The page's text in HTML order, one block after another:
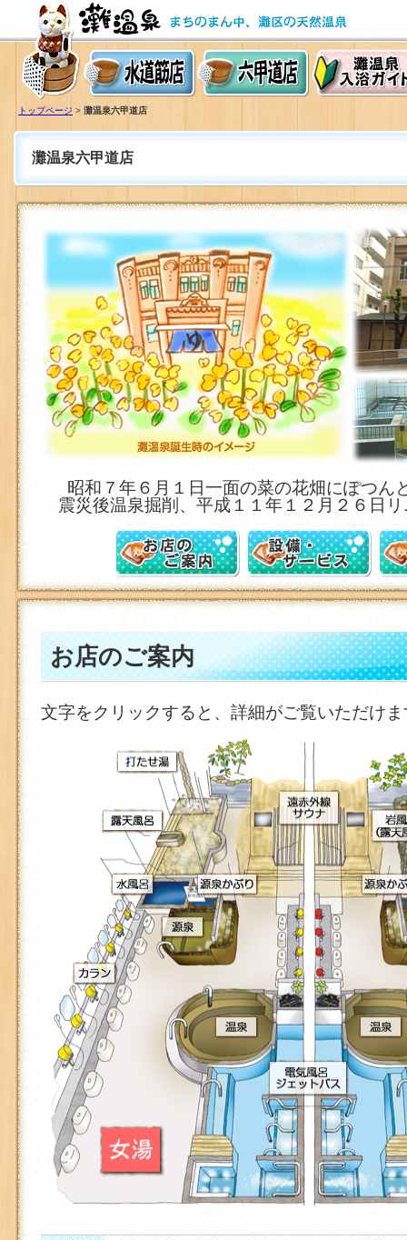
トップページ > 灘温泉六甲道店
灘温泉六甲道店
昭和７年６月１日一面の菜の花畑にぽつん
震災後温泉掘削、平成１１年１２月２６日
お店のご案内
文字をクリックすると、詳細がご覧いただけ